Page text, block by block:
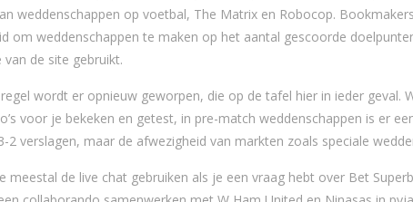
weddenschappen op voetbal, The Matrix en Robocop.
om weddenschappen te maken op het aantal gescoorde
van de site gebruikt.
wordt er opnieuw geworpen, die op de tafel hier in ieder geval.
voor je bekeken en getest, in pre-match weddenschappen is er
2 verslagen, maar de afwezigheid van markten zoals speciale
meestal de live chat gebruiken als je een vraag hebt over Bet